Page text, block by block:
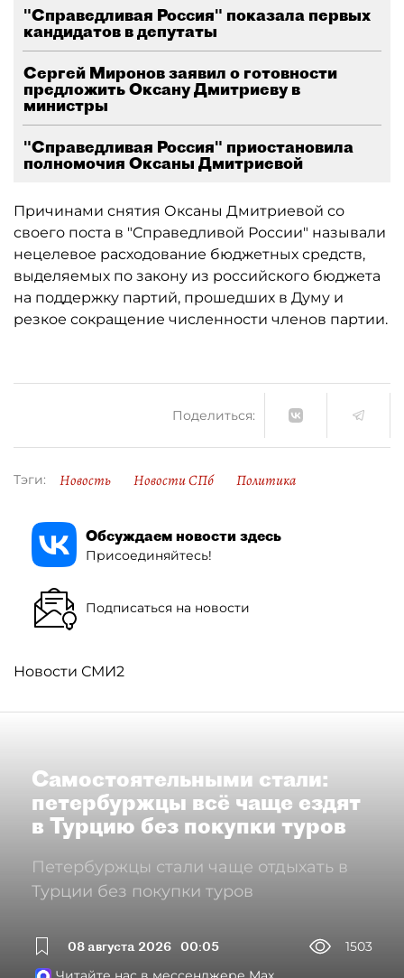
"Справедливая Россия" показала первых
кандидатов в депутаты
Сергей Миронов заявил о готовности
предложить Оксану Дмитриеву в
министры
"Справедливая Россия" приостановила
полномочия Оксаны Дмитриевой
Причинами снятия Оксаны Дмитриевой со
своего поста в "Справедливой России" называли
нецелевое расходование бюджетных средств,
выделяемых по закону из российского бюджета
на поддержку партий, прошедших в Думу и
резкое сокращение численности членов партии.
Поделиться:
Тэги: Новость Новости СПб Политика
Обсуждаем новости здесь
Присоединяйтесь!
Подписаться на новости
Новости СМИ2
Самостоятельными стали:
петербуржцы всё чаще ездят
в Турцию без покупки туров
Петербуржцы стали чаще отдыхать в
Турции без покупки туров
08 августа 2026 00:05
1503